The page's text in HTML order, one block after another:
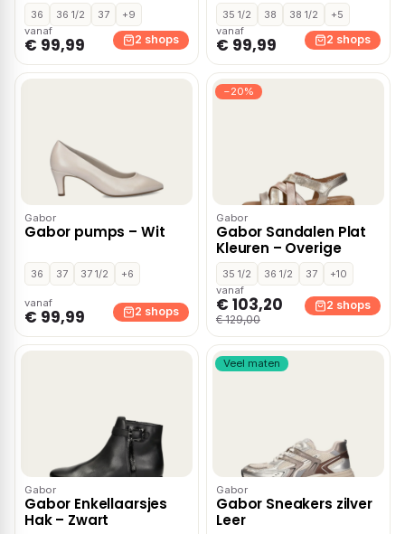
36 36 1/2 37
+9
vanaf
€ 99,99 2 shops
35 1/2 38 38 1/2
+5
vanaf
€ 99,99 2 shops
Gabor
Gabor pumps – Wit
36 37 37 1/2 +6
vanaf
€ 99,99 2 shops
−20%
Gabor
Gabor Sandalen Plat
Kleuren – Overige
35 1/2 36 1/2 37
+10
vanaf
€ 103,20
€ 129,00
2 shops
Gabor
Gabor Enkellaarsjes
Hak – Zwart
Veel maten
Gabor
Gabor Sneakers zilver
Leer